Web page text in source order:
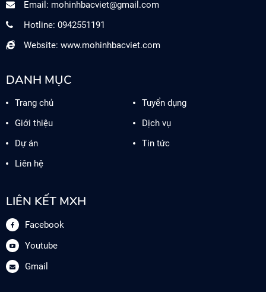
Email: mohinhbacviet@gmail.com
Hotline: 0942551191
Website: www.mohinhbacviet.com
DANH MỤC
Trang chủ
Tuyển dụng
Giới thiệu
Dịch vụ
Dự án
Tin tức
Liên hệ
LIÊN KẾT MXH
Facebook
Youtube
Gmail